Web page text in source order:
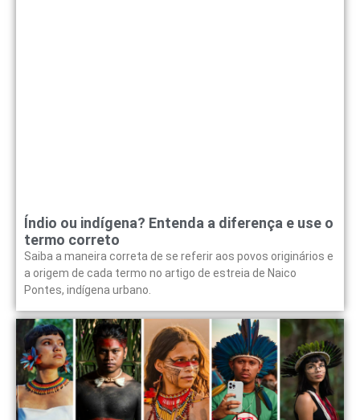
Índio ou indígena? Entenda a diferença e use o
termo correto
Saiba a maneira correta de se referir aos povos originários e
a origem de cada termo no artigo de estreia de Naico
Pontes, indígena urbano.